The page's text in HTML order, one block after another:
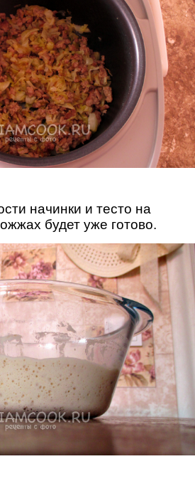
начинки и тесто на
будет уже готово.